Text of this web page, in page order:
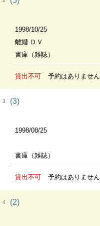
1998/10/25
離婚 ＤＶ
書庫（雑誌）
貸出不可 予約はありません
3 (3)
1998/08/25
書庫（雑誌）
貸出不可 予約はありません
4 (2)